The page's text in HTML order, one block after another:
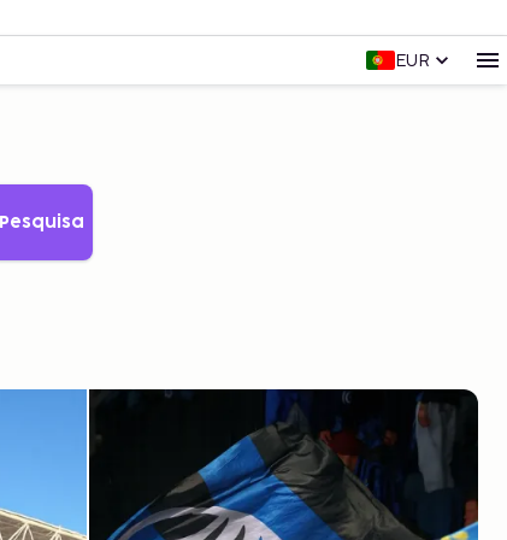
EUR
Pesquisa